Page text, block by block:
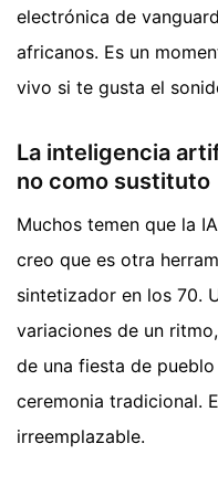
electrónica de
africanos. Es un
vivo si te gusta el
La inteligencia
no como sustituto
Muchos temen que la
creo que es otra
sintetizador en los 70.
variaciones de un
de una fiesta de
ceremonia tradicional.
irreemplazable.